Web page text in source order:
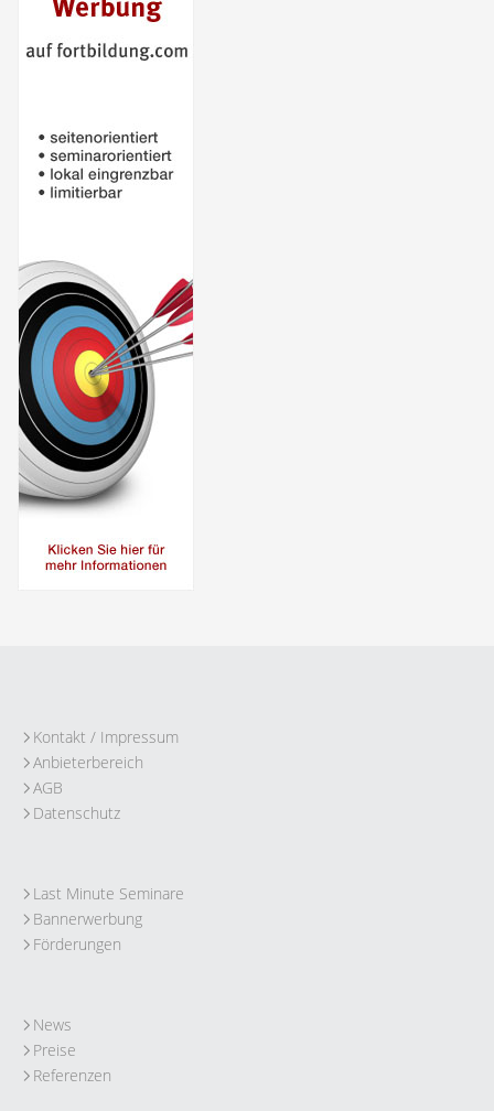
Kontakt / Impressum
Anbieterbereich
AGB
Datenschutz
Last Minute Seminare
Bannerwerbung
Förderungen
News
Preise
Referenzen